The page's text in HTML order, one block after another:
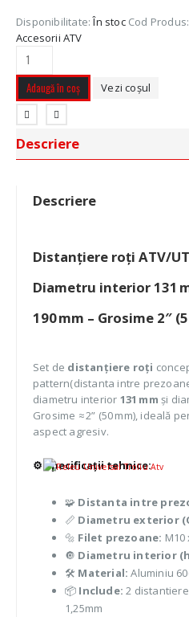
Disponibilitate:În stoc Cod
Accesorii ATV
Adaugă în coș Vezi coșul
Descriere
Descriere
Distanțiere roți ATV/
Diametru interior 131
190 mm – Grosime 2″
Set de distanțiere roți
pattern(distanta intre
diametru interior 131 mm și
Grosime ≈ 2” (50 mm), ideală
aspect agresiv.
⚙️ Specificații tehnice:
🧩 Distanta intre
📏 Diametru exterior
🔩 Filet prezoane: M10
🔘 Diametru interior
🛠️ Material: Aluminiu
📦 Include: 2
1,25mm